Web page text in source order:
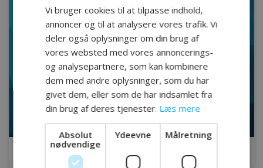
Black Friday
Vi bruger cookies til at tilpasse indhold,
annoncer og til at analysere vores trafik. Vi
deler også oplysninger om din brug af
vores websted med vores annoncerings-
og analysepartnere, som kan kombinere
dem med andre oplysninger, som du har
givet dem, eller som de har indsamlet fra
din brug af deres tjenester. Læs mere
Absolut
nødvendige
Ydeevne Målretning